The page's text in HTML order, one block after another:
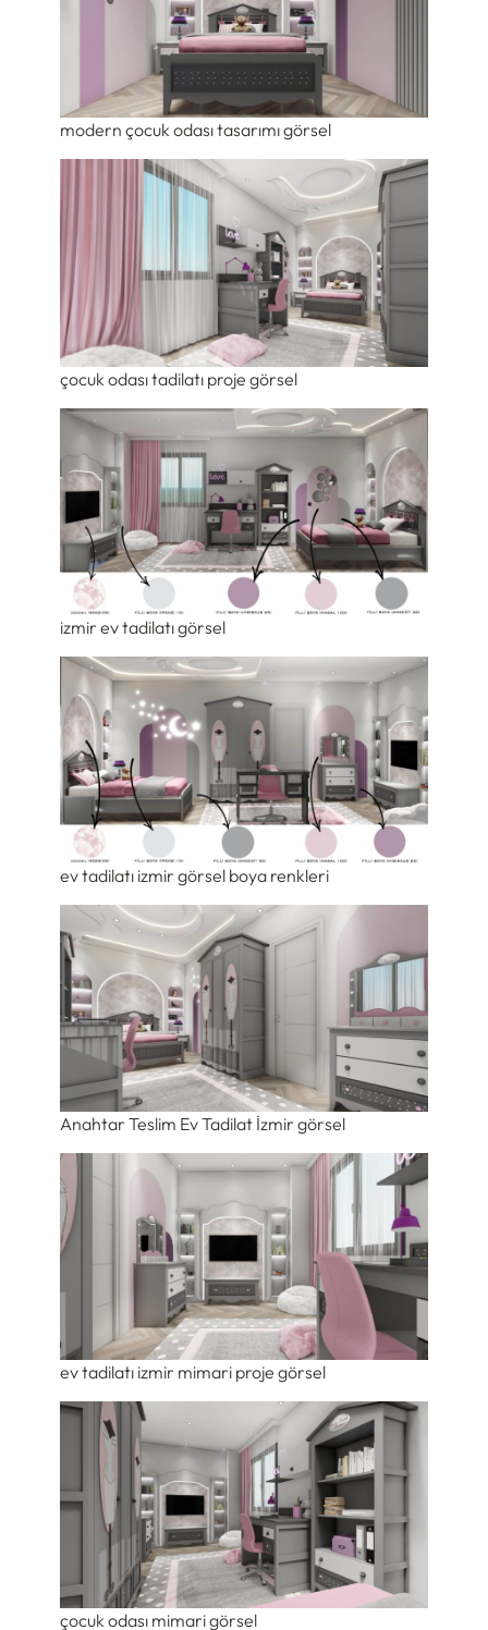
modern çocuk odası tasarımı görsel
çocuk odası tadilatı proje görsel
izmir ev tadilatı görsel
ev tadilatı izmir görsel boya renkleri
Anahtar Teslim Ev Tadilat İzmir görsel
ev tadilatı izmir mimari proje görsel
çocuk odası mimari görsel